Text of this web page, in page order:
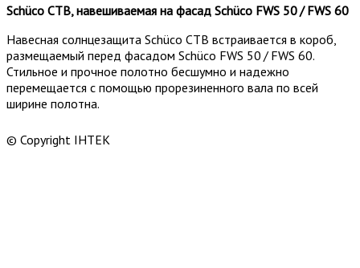
Schüco CTB, навешиваемая на фасад Schüco FWS 50 / FWS 60
Навесная солнцезащита Schüco CTB встраивается в короб,
размещаемый перед фасадом Schüco FWS 50 / FWS 60.
Стильное и прочное полотно бесшумно и надежно
перемещается с помощью прорезиненного вала по всей
ширине полотна.
© Copyright ІНТЕК